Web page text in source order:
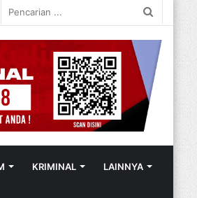
KRIMINAL LAINNYA